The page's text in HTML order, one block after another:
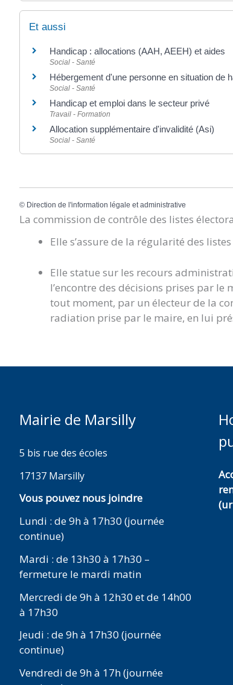
Et aussi
Handicap : allocations (AAH, AEEH) et aides
Social - Santé
Hébergement d'une personne en situation de
Social - Santé
Handicap et emploi dans le secteur privé
Travail - Formation
Allocation supplémentaire d'invalidité (Asi)
Social - Santé
© Direction de l'information légale et administrative
La commission de contrôle des listes
Elle s’assure de la régularité des
Elle statue sur les recours
l’encontre des décisions prises par
tout moment, par un électeur de la
radiation prise par le maire, en lui
Mairie de Marsilly
5 bis rue des écoles
17137 Marsilly
Vous pouvez nous joindre
Lundi : de 9h à 17h30 (journée
continue)
Mardi : de 13h30 à 17h30 –
fermeture le mardi matin
Mercredi de 9h à 12h30 et de 14h00
à 17h30
Jeudi : de 9h à 17h30 (journée
continue)
Vendredi de 9h à 17h (journée